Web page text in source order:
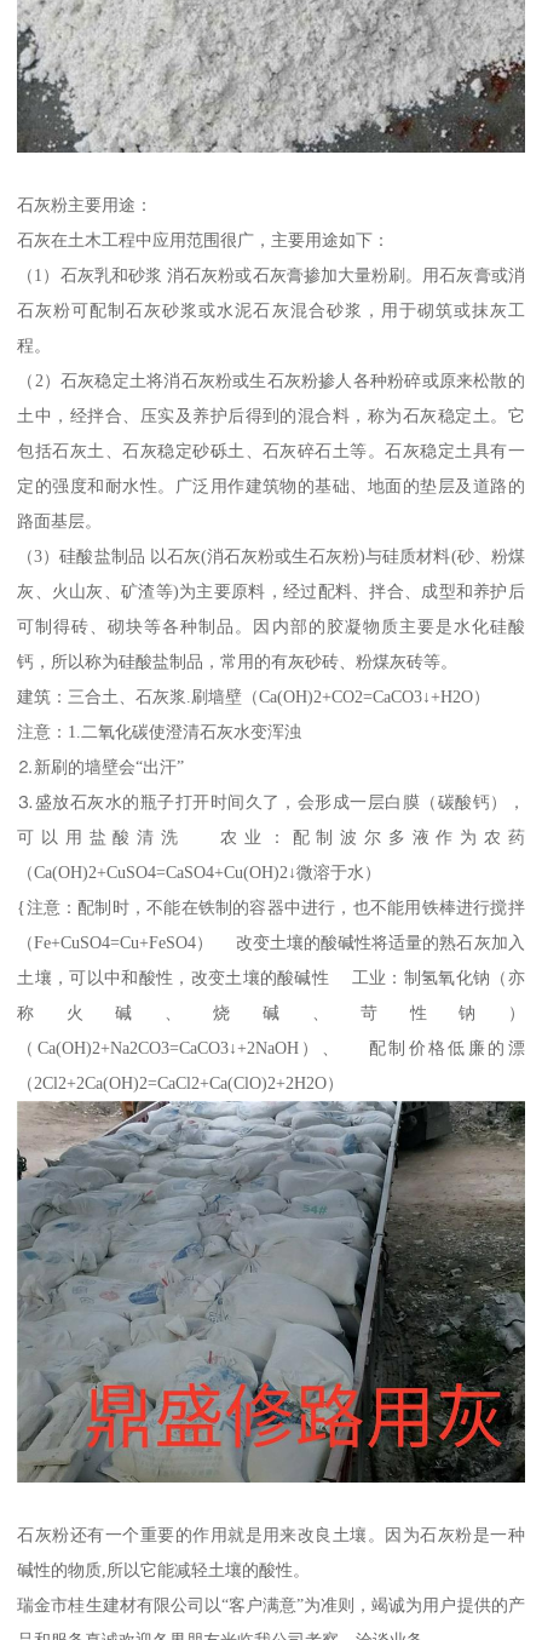
石灰粉主要用途：
石灰在土木工程中应用范围很广，主要用途如下：
（1）石灰乳和砂浆 消石灰粉或石灰膏掺加大量粉刷。用石灰膏或消
石灰粉可配制石灰砂浆或水泥石灰混合砂浆，用于砌筑或抹灰工
程。
（2）石灰稳定土将消石灰粉或生石灰粉掺人各种粉碎或原来松散的
土中，经拌合、压实及养护后得到的混合料，称为石灰稳定土。它
包括石灰土、石灰稳定砂砾土、石灰碎石土等。石灰稳定土具有一
定的强度和耐水性。广泛用作建筑物的基础、地面的垫层及道路的
路面基层。
（3）硅酸盐制品 以石灰(消石灰粉或生石灰粉)与硅质材料(砂、粉煤
灰、火山灰、矿渣等)为主要原料，经过配料、拌合、成型和养护后
可制得砖、砌块等各种制品。因内部的胶凝物质主要是水化硅酸
钙，所以称为硅酸盐制品，常用的有灰砂砖、粉煤灰砖等。
建筑：三合土、石灰浆.刷墙壁（Ca(OH)2+CO2=CaCO3↓+H2O）
注意：1.二氧化碳使澄清石灰水变浑浊
⒉新刷的墙壁会“出汗”
⒊盛放石灰水的瓶子打开时间久了，会形成一层白膜（碳酸钙），
可以用盐酸清洗 农业：配制波尔多液作为农药
（Ca(OH)2+CuSO4=CaSO4+Cu(OH)2↓微溶于水）
{注意：配制时，不能在铁制的容器中进行，也不能用铁棒进行搅拌
（Fe+CuSO4=Cu+FeSO4） 改变土壤的酸碱性将适量的熟石灰加入
土壤，可以中和酸性，改变土壤的酸碱性 工业：制氢氧化钠（亦
称火碱、烧碱、苛性钠）
（Ca(OH)2+Na2CO3=CaCO3↓+2NaOH）、 配制价格低廉的漂
（2Cl2+2Ca(OH)2=CaCl2+Ca(ClO)2+2H2O）
石灰粉还有一个重要的作用就是用来改良土壤。因为石灰粉是一种
碱性的物质,所以它能减轻土壤的酸性。
瑞金市桂生建材有限公司以“客户满意”为准则，竭诚为用户提供的产